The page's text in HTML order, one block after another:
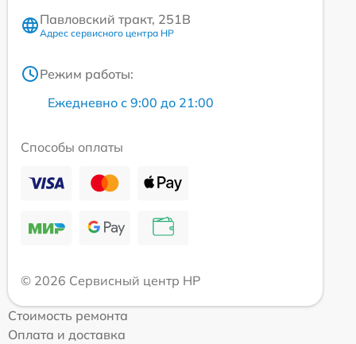
Павловский тракт, 251В
Адрес сервисного центра HP
Режим работы:
Ежедневно с 9:00 до 21:00
Способы оплаты
© 2026 Сервисный центр HP
Стоимость ремонта
Оплата и доставка